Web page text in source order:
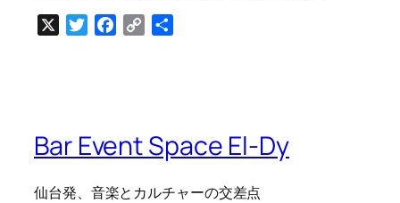
TwitterFacebook
Copy
Bar Event Space El-Dy
仙台発、音楽とカルチャーの交差点